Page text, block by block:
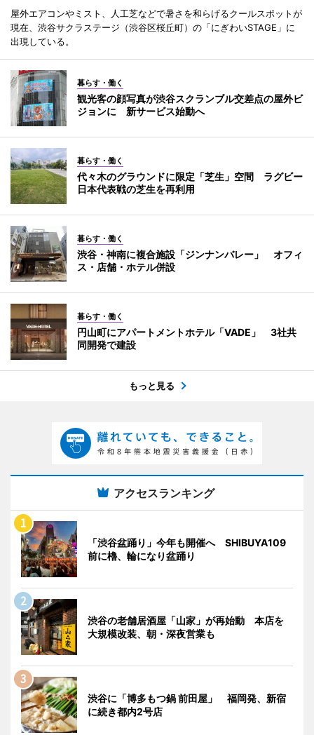
屋外エアコンやミスト、人工芝などで暑さを和らげるクールスポットが
現在、渋谷サクラステージ（渋谷区桜丘町）の「にぎわいSTAGE」に
出現している。
暮らす・働く
観光客の顔写真が渋谷スクランブル交差点の屋外ビ
ジョンに 新サービス始動へ
暮らす・働く
代々木のグラウンドに限定「芝生」空間 ラグビー
日本代表戦の芝生を再利用
暮らす・働く
渋谷・神南に複合施設「ジンナンバレー」 オフィ
ス・店舗・ホテル併設
暮らす・働く
円山町にアパートメントホテル「VADE」 3社共
同開発で建設
もっと見る
アクセスランキング
「渋谷盆踊り」今年も開催へ SHIBUYA109
前に櫓、輪になり盆踊り
渋谷の老舗居酒屋「山家」が再始動 本店を
大規模改装、朝・深夜営業も
渋谷に「博多もつ鍋 前田屋」 福岡発、新宿
に続き都内2号店